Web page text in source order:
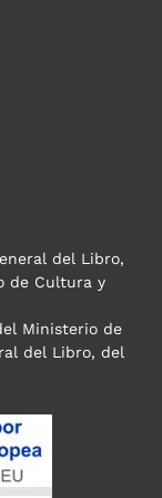
del Libro,
de Cultura y
Ministerio de
del Libro, del